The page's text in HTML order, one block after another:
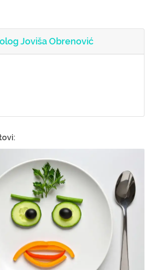
Joviša Obrenović